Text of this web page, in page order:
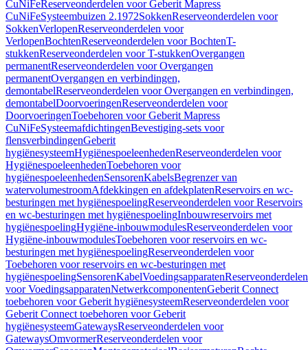
CuNiFeReserveonderdelen voor Geberit Mapress
CuNiFeSysteembuizen 2.1972SokkenReserveonderdelen voor
SokkenVerlopenReserveonderdelen voor
VerlopenBochtenReserveonderdelen voor BochtenT-
stukkenReserveonderdelen voor T-stukkenOvergangen
permanentReserveonderdelen voor Overgangen
permanentOvergangen en verbindingen,
demontabelReserveonderdelen voor Overgangen en verbindingen,
demontabelDoorvoeringenReserveonderdelen voor
DoorvoeringenToebehoren voor Geberit Mapress
CuNiFeSysteemafdichtingenBevestiging-sets voor
flensverbindingenGeberit
hygiënesysteemHygiënespoeleenhedenReserveonderdelen voor
HygiënespoeleenhedenToebehoren voor
hygiënespoeleenhedenSensorenKabelsBegrenzer van
watervolumestroomAfdekkingen en afdekplatenReservoirs en wc-
besturingen met hygiënespoelingReserveonderdelen voor Reservoirs
en wc-besturingen met hygiënespoelingInbouwreservoirs met
hygiënespoelingHygiëne-inbouwmodulesReserveonderdelen voor
Hygiëne-inbouwmodulesToebehoren voor reservoirs en wc-
besturingen met hygiënespoelingReserveonderdelen voor
Toebehoren voor reservoirs en wc-besturingen met
hygiënespoelingSensorenKabelVoedingsapparatenReserveonderdelen
voor VoedingsapparatenNetwerkcomponentenGeberit Connect
toebehoren voor Geberit hygiënesysteemReserveonderdelen voor
Geberit Connect toebehoren voor Geberit
hygiënesysteemGatewaysReserveonderdelen voor
GatewaysOmvormerReserveonderdelen voor